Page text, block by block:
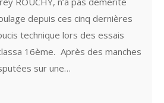
depuis ces cinq dernières
technique lors des essais
16ème. Après des manches
sur une…